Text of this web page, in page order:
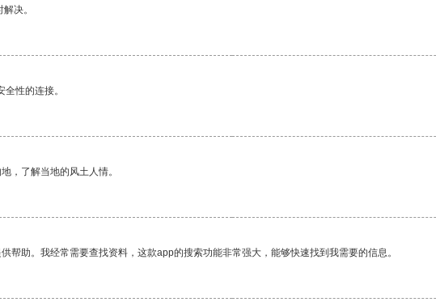
决。
性的连接。
，了解当地的风土人情。
帮助。我经常需要查找资料，这款app的搜索功能非常强大，能够快速找到我需要的信息。